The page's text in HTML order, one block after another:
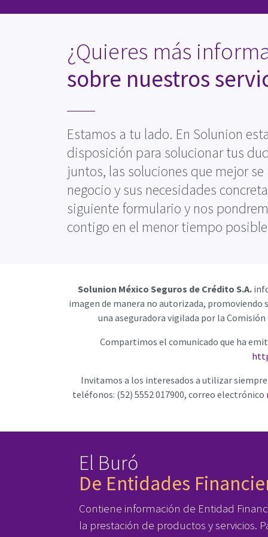
¿Quieres más
sobre nuestros
Estamos a tu lado. En Solunion
disposición para solucionar tus
juntos, las soluciones que mejor
negocio y sus necesidades
siguiente formulario y nos
contigo en el menor tiempo
Solunion México Seguros de Crédito S.A.
imagen de manera no autorizada, promoviendo
una aseguradora vigilada por la
Compartimos el comunicado que ha
Invitamos a los interesados a utilizar
teléfonos: (52) 5552 017900, correo electrónico
El Buró
De Entidades
Contiene información de Entidad
la prestación de productos y servicios.